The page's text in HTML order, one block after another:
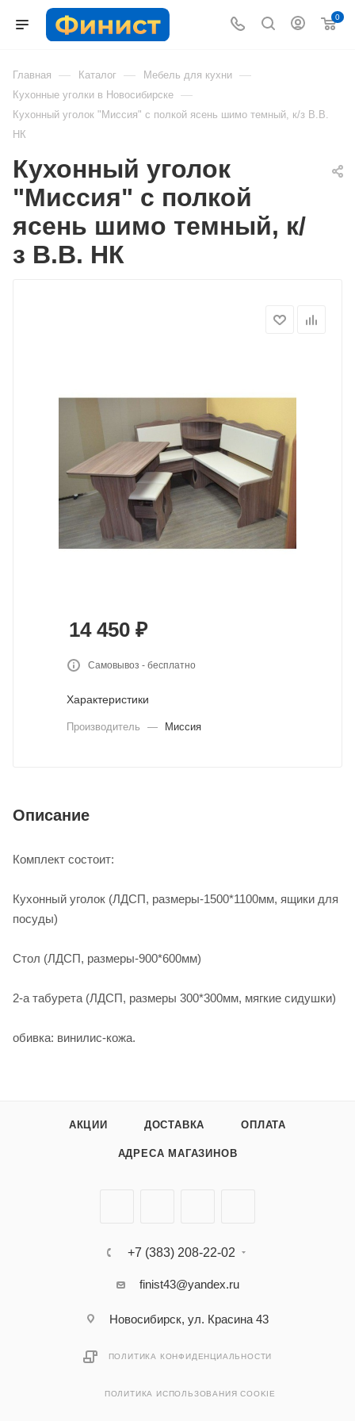
0
Главная — Каталог — Мебель для кухни —
Кухонные уголки в Новосибирске —
Кухонный уголок "Миссия" с полкой ясень шимо темный, к/з B.В.
НК
Кухонный уголок
"Миссия" с полкой
ясень шимо темный, к/
з B.В. НК
14 450 ₽
Самовывоз - бесплатно
Характеристики
Производитель — Миссия
Описание
Комплект состоит:
Кухонный уголок (ЛДСП, размеры-1500*1100мм, ящики для
посуды)
Стол (ЛДСП, размеры-900*600мм)
2-а табурета (ЛДСП, размеры 300*300мм, мягкие сидушки)
обивка: винилис-кожа.
АКЦИИ ДОСТАВКА ОПЛАТА
АДРЕСА МАГАЗИНОВ
+7 (383) 208-22-02
finist43@yandex.ru
Новосибирск, ул. Красина 43
ПОЛИТИКА КОНФИДЕНЦИАЛЬНОСТИ
ПОЛИТИКА ИСПОЛЬЗОВАНИЯ COOKIE